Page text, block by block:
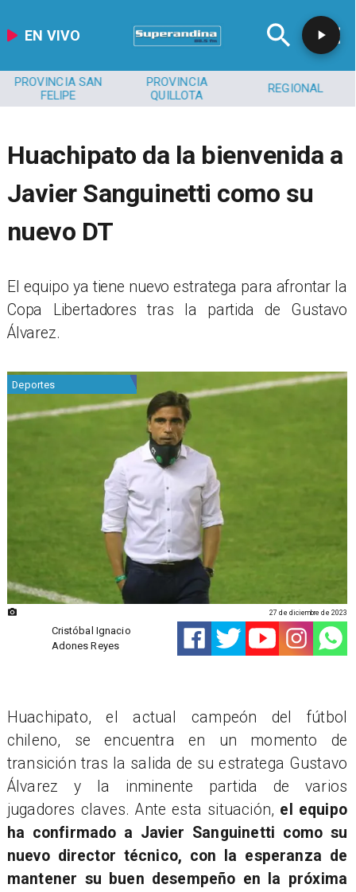
EN VIVO
PROVINCIA SAN
FELIPE
PROVINCIA
QUILLOTA
REGIONAL
Huachipato da la bienvenida a
Javier Sanguinetti como su
nuevo DT
El equipo ya tiene nuevo estratega para afrontar la
Copa Libertadores tras la partida de Gustavo
Álvarez.
Deportes
Cristóbal Ignacio
Adones Reyes
27 de diciembre de 2023
Huachipato, el actual campeón del fútbol
chileno, se encuentra en un momento de
transición tras la salida de su estratega Gustavo
Álvarez y la inminente partida de varios
jugadores claves. Ante esta situación, el equipo
ha confirmado a Javier Sanguinetti como su
nuevo director técnico, con la esperanza de
mantener su buen desempeño en la próxima